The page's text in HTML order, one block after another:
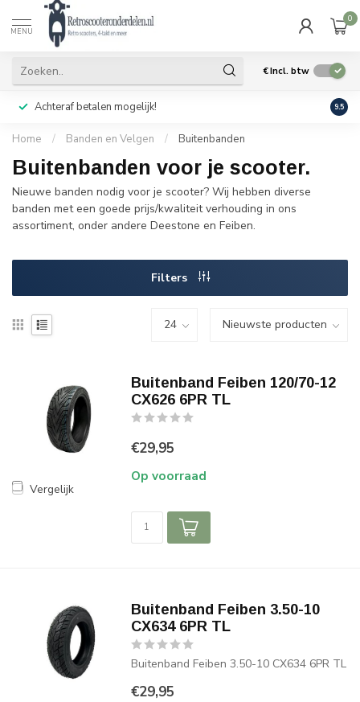
MENU
0
€Incl. btw
Achteraf betalen mogelijk! Geen
9.5
Home / Banden en Velgen / Buitenbanden
Buitenbanden voor je scooter.
Nieuwe banden nodig voor je scooter? Wij hebben diverse
banden met een goede prijs/kwaliteit verhouding in ons
assortiment, onder andere Deestone en Feiben.
Filters
Vergelijk
Buitenband Feiben 120/70-12
CX626 6PR TL
€29,95
Op voorraad
Buitenband Feiben 3.50-10
CX634 6PR TL
Buitenband Feiben 3.50-10 CX634 6PR TL
€29,95